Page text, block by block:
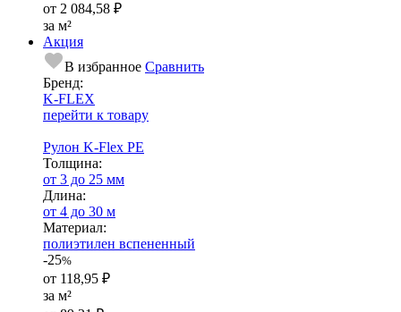
от 2 084,58 ₽
за м²
Акция
В избранное Сравнить
Бренд:
K-FLEX
перейти к товару
Рулон K-Flex PE
Тол­щи­на:
от 3 до 25 мм
Длина:
от 4 до 30 м
Ма­­те­­ри­­ал:
полиэтилен вспененный
-25%
от 118,95 ₽
за м²